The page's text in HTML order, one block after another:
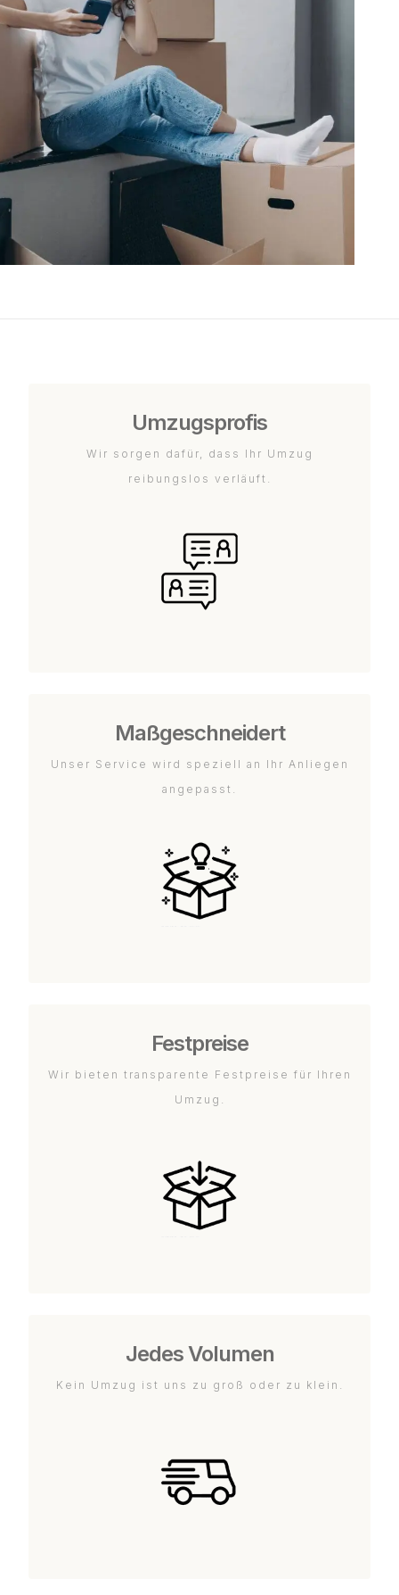
Umzugsprofis
Wir sorgen dafür, dass Ihr Umzug
reibungslos verläuft.
Maßgeschneidert
Unser Service wird speziell an Ihr Anliegen
angepasst.
Festpreise
Wir bieten transparente Festpreise für Ihren
Umzug.
Jedes Volumen
Kein Umzug ist uns zu groß oder zu klein.